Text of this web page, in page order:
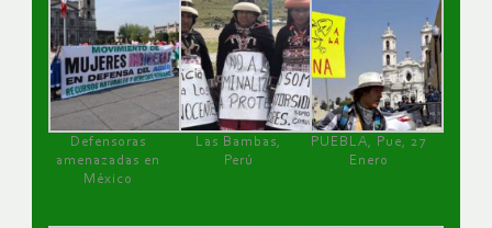
Defensoras
amenazadas en
México
Las Bambas,
Perú
PUEBLA, Pue, 27
Enero